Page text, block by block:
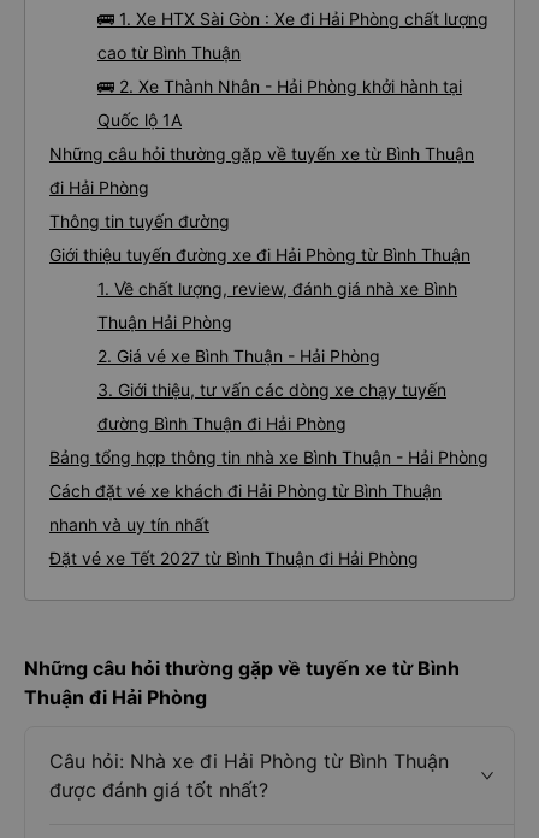
🚌 1. Xe HTX Sài Gòn : Xe đi Hải Phòng chất lượng
cao từ Bình Thuận
🚌 2. Xe Thành Nhân - Hải Phòng khởi hành tại
Quốc lộ 1A
Những câu hỏi thường gặp về tuyến xe từ Bình Thuận
đi Hải Phòng
Thông tin tuyến đường
Giới thiệu tuyến đường xe đi Hải Phòng từ Bình Thuận
1. Về chất lượng, review, đánh giá nhà xe Bình
Thuận Hải Phòng
2. Giá vé xe Bình Thuận - Hải Phòng
3. Giới thiệu, tư vấn các dòng xe chạy tuyến
đường Bình Thuận đi Hải Phòng
Bảng tổng hợp thông tin nhà xe Bình Thuận - Hải Phòng
Cách đặt vé xe khách đi Hải Phòng từ Bình Thuận
nhanh và uy tín nhất
Đặt vé xe Tết 2027 từ Bình Thuận đi Hải Phòng
Những câu hỏi thường gặp về tuyến xe từ Bình
Thuận đi Hải Phòng
Câu hỏi: Nhà xe đi Hải Phòng từ Bình Thuận
được đánh giá tốt nhất?